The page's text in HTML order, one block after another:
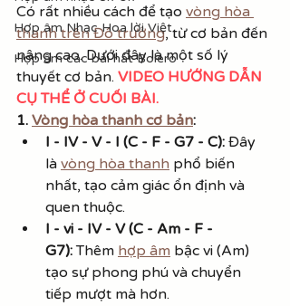
Hợp âm Nhạc Hoa lời Việt
Hợp âm các bài hát Bolero
Có rất nhiều cách để tạo vòng hòa
thanh trên Đô trưởng, từ cơ bản đến
nâng cao. Dưới đây là một số lý
thuyết cơ bản. VIDEO HƯỚNG DẪN
CỤ THỂ Ở CUỐI BÀI.
1. Vòng hòa thanh cơ bản:
I - IV - V - I (C - F - G7 - C): Đây
là vòng hòa thanh phổ biến
nhất, tạo cảm giác ổn định và
quen thuộc.
I - vi - IV - V (C - Am - F -
G7): Thêm hợp âm bậc vi (Am)
tạo sự phong phú và chuyển
tiếp mượt mà hơn.